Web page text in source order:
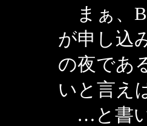
まぁ、
が申し込
の夜であ
いと言え
…と書い